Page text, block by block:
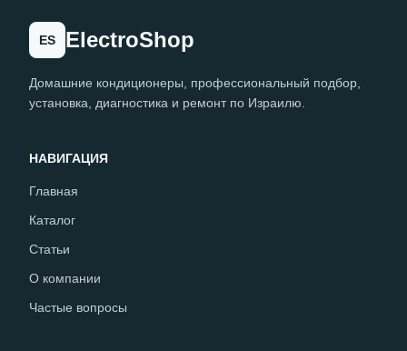
ES ElectroShop
Домашние кондиционеры, профессиональный подбор,
установка, диагностика и ремонт по Израилю.
НАВИГАЦИЯ
Главная
Каталог
Статьи
О компании
Частые вопросы